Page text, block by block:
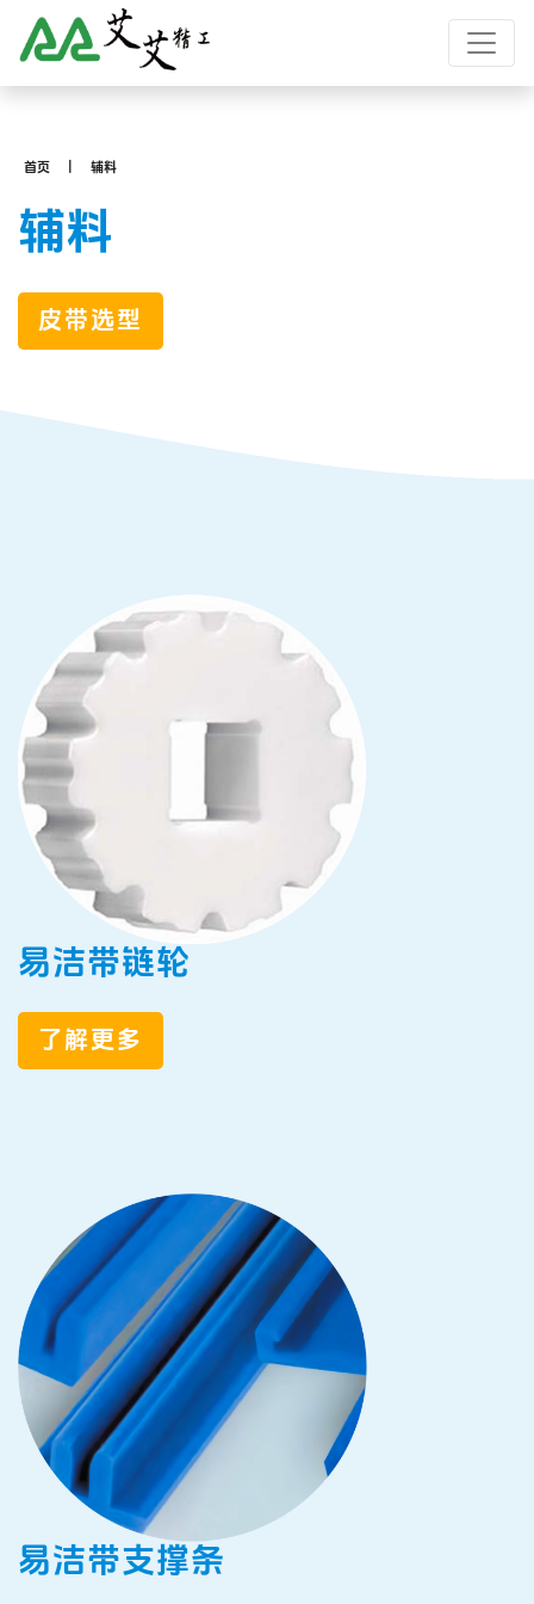
首页 辅料
辅料
皮带选型
易洁带链轮
了解更多
易洁带支撑条